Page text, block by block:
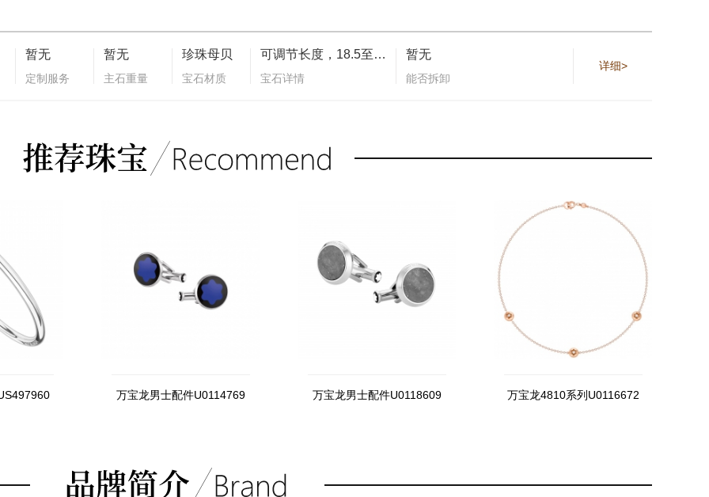
暂无
定制服务
暂无
主石重量
珍珠母贝
宝石材质
可调节长度，18.5至20.5厘米
宝石详情
暂无
能否拆卸
详细>
万宝龙男士配件U0114769 万宝龙男士配件U0118609 万宝龙4810系列U0116672